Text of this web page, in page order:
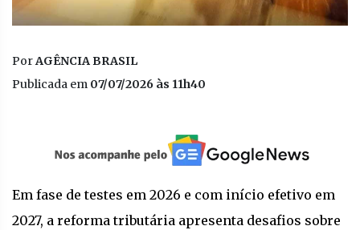
PorAGÊNCIA BRASIL
Publicada em 07/07/2026 às 11h40
Em fase de testes em 2026 e com início efetivo em
2027, a reforma tributária apresenta desafios sobre